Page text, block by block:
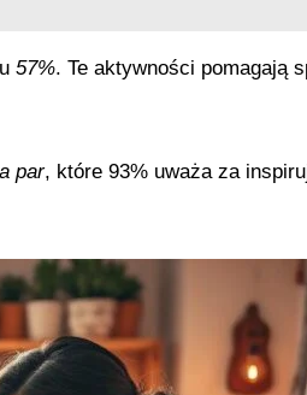
57%. Te aktywności pomagają
par, które 93% uważa za